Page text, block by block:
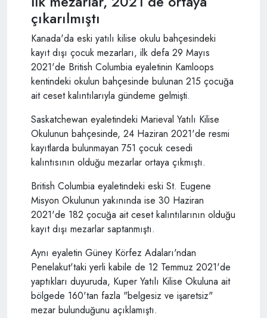
çıkarılmıştı
Kanada'da eski yatılı kilise okulu bahçesindeki
kayıt dışı çocuk mezarları, ilk defa 29 Mayıs
2021'de British Columbia eyaletinin Kamloops
kentindeki okulun bahçesinde bulunan 215 çocuğa
ait ceset kalıntılarıyla gündeme gelmişti.
Saskatchewan eyaletindeki Marieval Yatılı Kilise
Okulunun bahçesinde, 24 Haziran 2021'de resmi
kayıtlarda bulunmayan 751 çocuk cesedi
kalıntısının olduğu mezarlar ortaya çıkmıştı.
British Columbia eyaletindeki eski St. Eugene
Misyon Okulunun yakınında ise 30 Haziran
2021'de 182 çocuğa ait ceset kalıntılarının olduğu
kayıt dışı mezarlar saptanmıştı.
Aynı eyaletin Güney Körfez Adaları'ndan
Penelakut'taki yerli kabile de 12 Temmuz 2021'de
yaptıkları duyuruda, Kuper Yatılı Kilise Okuluna ait
bölgede 160'tan fazla "belgesiz ve işaretsiz"
mezar bulunduğunu açıklamıştı.